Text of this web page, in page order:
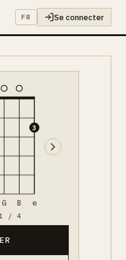
FR Se connecter
3
G B e
1 / 4